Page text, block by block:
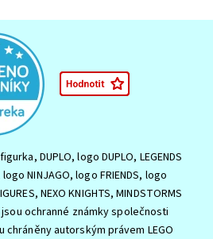
DUPLO, logo DUPLO, LEGENDS
logo NINJAGO, logo FRIENDS, logo
NEXO KNIGHTS, MINDSTORMS
jsou ochranné známky společnosti
chráněny autorským právem LEGO